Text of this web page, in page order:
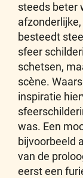
steeds beter
besteedt
sfeer
schetsen,
scène.
inspiratie
was. Een
bijvoorbeeld
van de
eerst een